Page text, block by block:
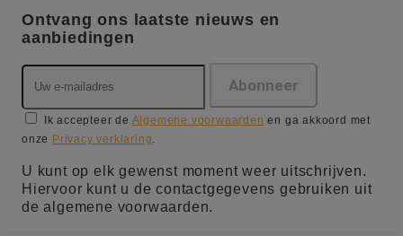
Ontvang ons laatste nieuws en
aanbiedingen
Ik accepteer de Algemene voorwaarden en ga akkoord met
onze Privacy verklaring.
U kunt op elk gewenst moment weer uitschrijven.
Hiervoor kunt u de contactgegevens gebruiken uit
de algemene voorwaarden.